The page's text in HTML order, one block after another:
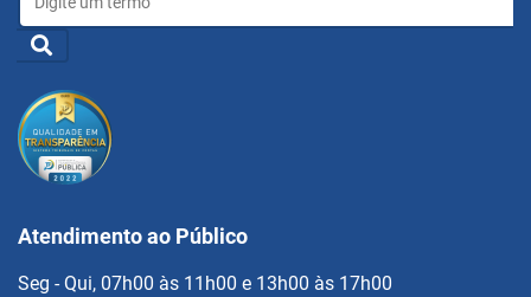
Atendimento ao Público
Seg - Qui, 07h00 às 11h00 e 13h00 às 17h00